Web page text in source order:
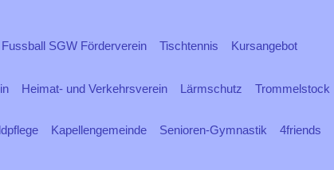
Fussball SGW Förderverein Tischtennis Kursangebot
Heimat- und Verkehrsverein Lärmschutz Trommelstock
Kapellengemeinde Senioren-Gymnastik
4friends